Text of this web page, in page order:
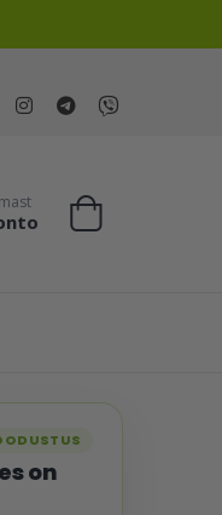
Cart
on